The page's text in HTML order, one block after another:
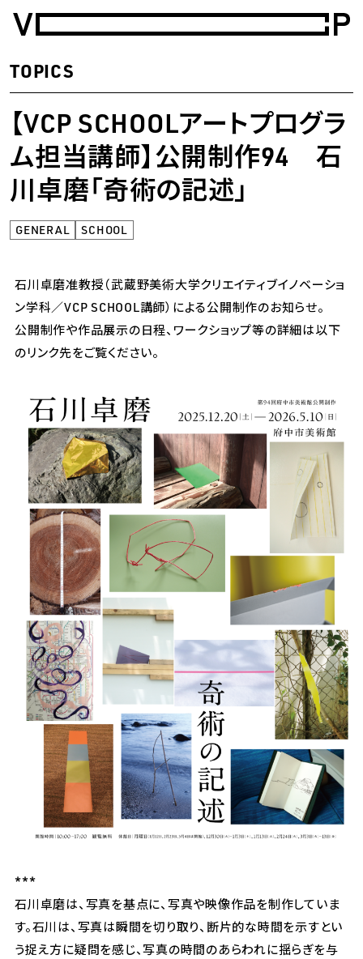
武蔵野美術大学 価値創造人材育成プログラム（Value
TOPICS
【VCP SCHOOLアートプログラ
ム担当講師】公開制作94 石
川卓磨「奇術の記述」
GENERAL SCHOOL
石川卓磨准教授（武蔵野美術大学クリエイティブイノベーショ
ン学科／VCP SCHOOL講師）による公開制作のお知らせ。
公開制作や作品展示の日程、ワークショップ等の詳細は以下
のリンク先をご覧ください。
***
石川卓磨は、写真を基点に、写真や映像作品を制作していま
す。石川は、写真は瞬間を切り取り、断片的な時間を示すとい
う捉え方に疑問を感じ、写真の時間のあらわれに揺らぎを与